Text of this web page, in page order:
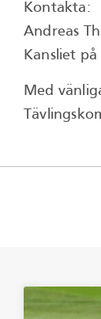
Kontakta:
Andreas
Kansliet på
Med